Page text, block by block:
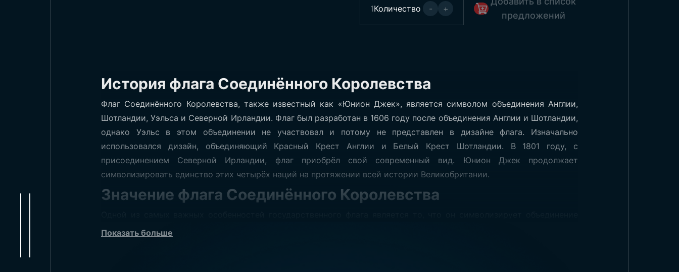
Флаг Соединенного
Королевства
1Количество - +
предложений
История флага Соединённого Королевства
Флаг Соединённого Королевства, также известный как «Юнион Джек», является символом объединения Англии,
Шотландии, Уэльса и Северной Ирландии. Флаг был разработан в 1606 году после объединения Англии и Шотландии,
однако Уэльс в этом объединении не участвовал и потому не представлен в дизайне флага. Изначально
использовался дизайн, объединяющий Красный Крест Англии и Белый Крест Шотландии. В 1801 году, с
присоединением Северной Ирландии, флаг приобрёл свой современный вид. Юнион Джек продолжает
символизировать единство этих четырёх наций на протяжении всей истории Великобритании.
Значение флага Соединённого Королевства
королевств. В этом отношении флаг Англии занимает особое место. Флаг имеет синий фон, на котором изображён
Показать больше